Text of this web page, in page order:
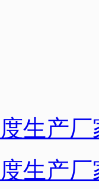
生产厂
生产